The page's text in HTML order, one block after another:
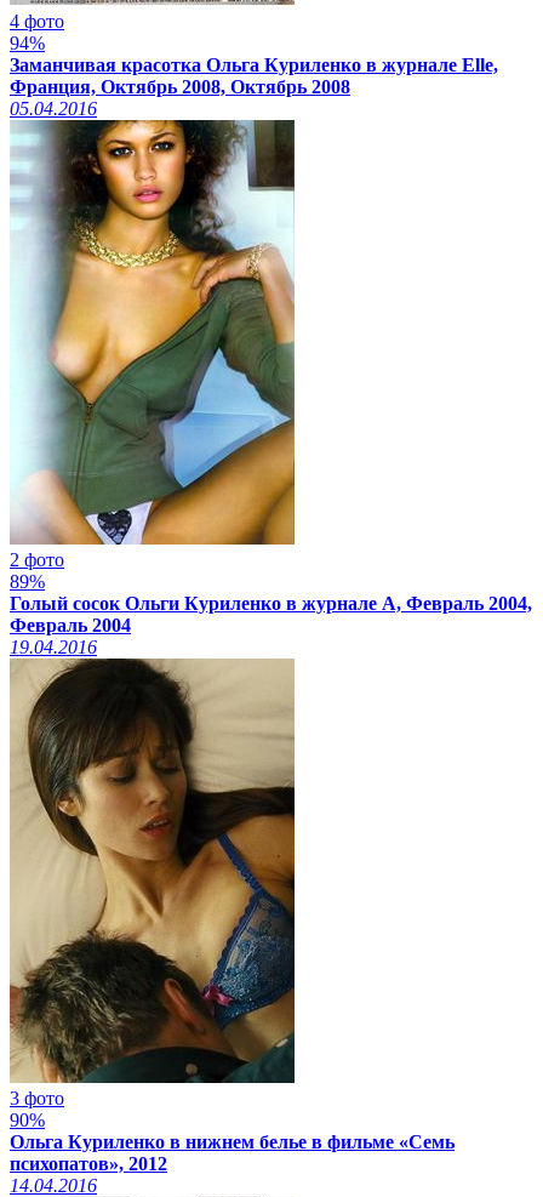
4 фото
94%
Заманчивая красотка Ольга Куриленко в журнале Elle,
Франция, Октябрь 2008, Октябрь 2008
05.04.2016
2 фото
89%
Голый сосок Ольги Куриленко в журнале А, Февраль 2004,
Февраль 2004
19.04.2016
3 фото
90%
Ольга Куриленко в нижнем белье в фильме «Семь
психопатов», 2012
14.04.2016